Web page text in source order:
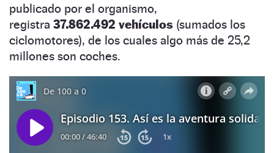
publicado por el organismo,
registra 37.862.492 vehículos (sumados los
ciclomotores), de los cuales algo más de 25,2
millones son coches.